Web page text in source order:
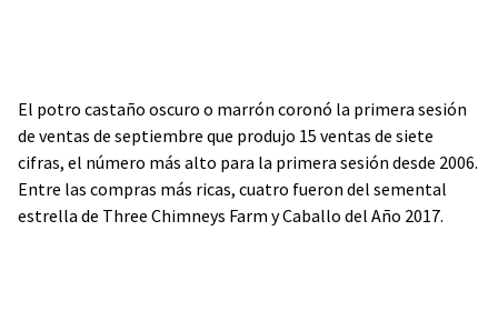
El potro castaño oscuro o marrón coronó la primera sesión
de ventas de septiembre que produjo 15 ventas de siete
cifras, el número más alto para la primera sesión desde 2006.
Entre las compras más ricas, cuatro fueron del semental
estrella de Three Chimneys Farm y Caballo del Año 2017.